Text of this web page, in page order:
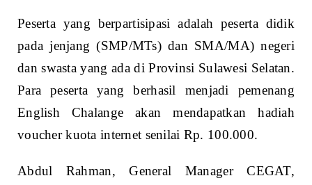
Peserta yang berpartisipasi adalah peserta didik
pada jenjang (SMP/MTs) dan SMA/MA) negeri
dan swasta yang ada di Provinsi Sulawesi Selatan.
Para peserta yang berhasil menjadi pemenang
English Chalange akan mendapatkan hadiah
voucher kuota internet senilai Rp. 100.000.
Abdul Rahman, General Manager CEGAT,